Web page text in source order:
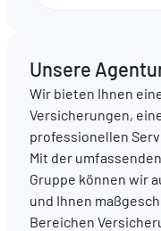
Unsere
Wir bieten Ihnen
Versicherungen,
professionellen
Mit der
Gruppe können wir
und Ihnen
Bereichen